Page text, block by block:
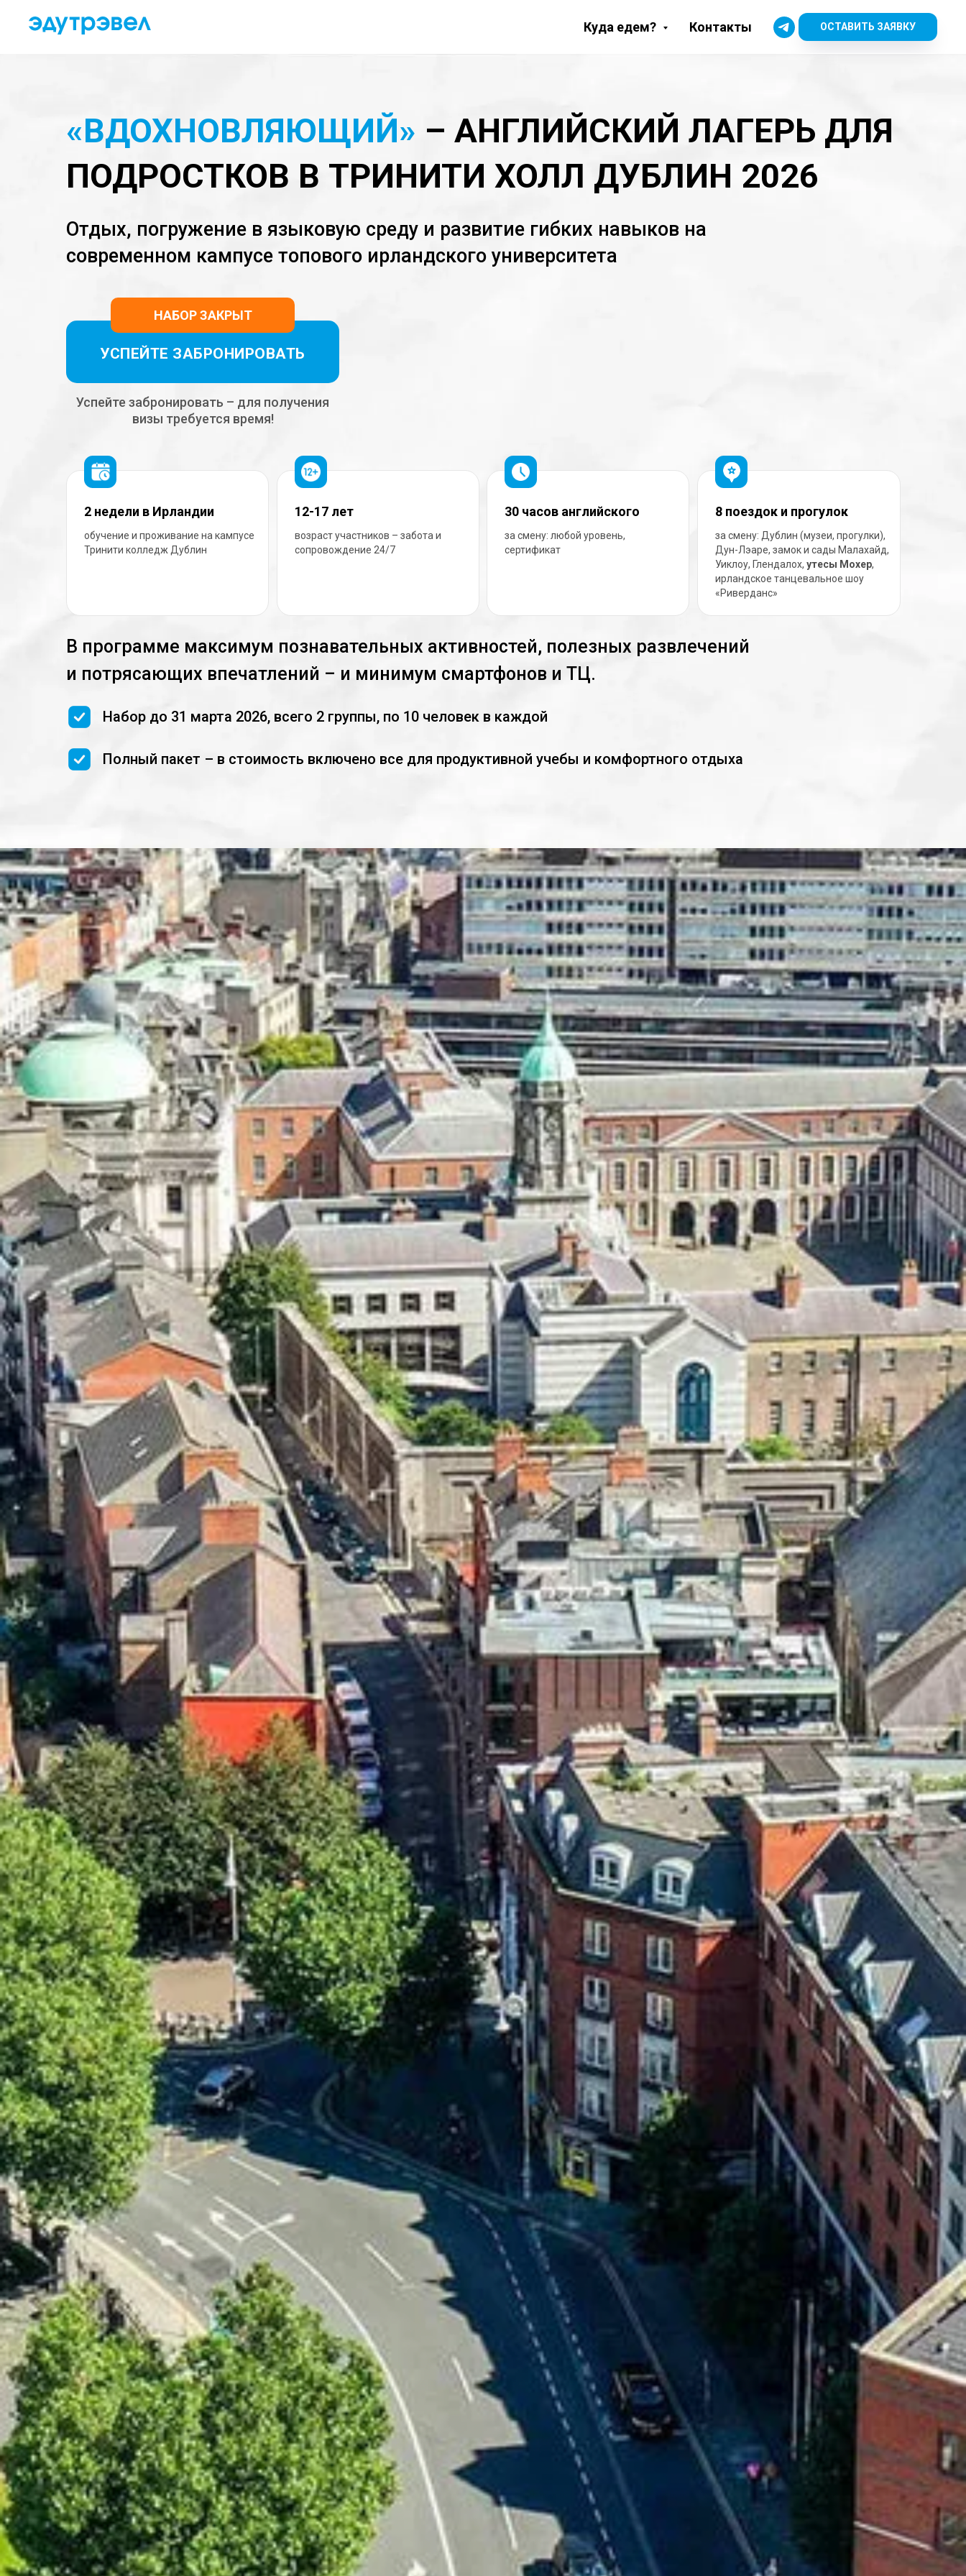
Куда едем? Контакты ОСТАВИТЬ ЗАЯВКУ
«ВДОХНОВЛЯЮЩИЙ» – АНГЛИЙСКИЙ ЛАГЕРЬ ДЛЯ
ПОДРОСТКОВ В ТРИНИТИ ХОЛЛ ДУБЛИН 2026
Отдых, погружение в языковую среду и развитие гибких навыков на
современном кампусе топового ирландского университета
2 недели в Ирландии 30 часов английского
12-17 лет
НАБОР ЗАКРЫТ
УСПЕЙТЕ ЗАБРОНИРОВАТЬ
Набор до 31 марта 2026, всего 2 группы, по 10 человек в каждой
Полный пакет – в стоимость включено все для продуктивной учебы и комфортного отдыха
В программе максимум познавательных активностей, полезных развлечений
и потрясающих впечатлений – и минимум смартфонов и ТЦ.
обучение и проживание на кампусе
Тринити колледж Дублин
возраст участников – забота и
сопровождение 24/7
за смену: любой уровень,
сертификат
8 поездок и прогулок
за смену: Дублин (музеи, прогулки),
Дун-Лэаре, замок и сады Малахайд,
Уиклоу, Глендалох, утесы Мохер,
ирландское танцевальное шоу
«Риверданс»
Успейте забронировать – для получения
визы требуется время!